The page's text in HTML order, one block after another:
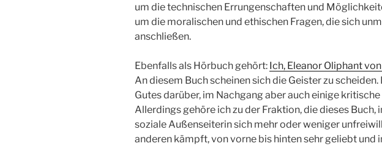
um die technischen Errungenschaften und
um die moralischen und ethischen Fragen, die sich
anschließen.
Ebenfalls als Hörbuch gehört: Ich, Eleanor Oliphant
An diesem Buch scheinen sich die Geister zu scheiden.
Gutes darüber, im Nachgang aber auch einige
Allerdings gehöre ich zu der Fraktion, die dieses Buch,
soziale Außenseiterin sich mehr oder weniger
anderen kämpft, von vorne bis hinten sehr geliebt und